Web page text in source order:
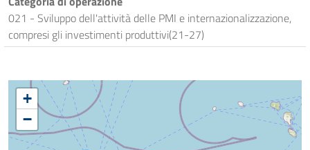
021 - Sviluppo dell'attività delle PMI e internazionalizzazione,
compresi gli investimenti produttivi(21-27)
+
−